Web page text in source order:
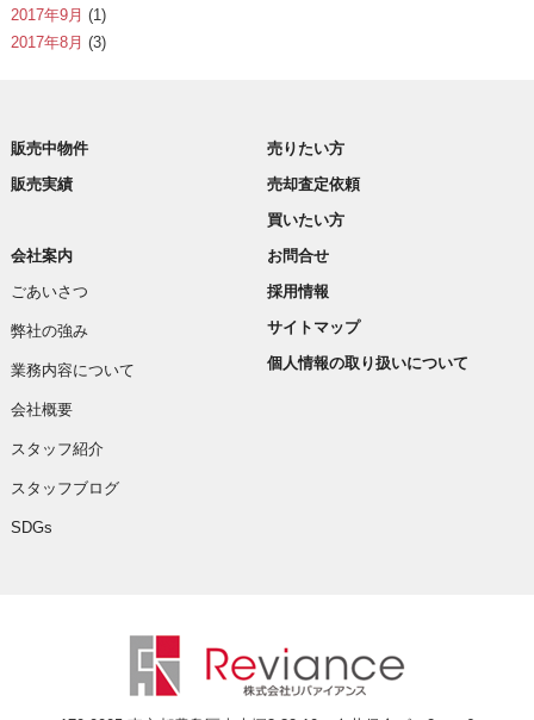
2017年9月 (1)
2017年8月 (3)
販売中物件
販売実績
売りたい方
売却査定依頼
買いたい方
会社案内
ごあいさつ
弊社の強み
業務内容について
会社概要
スタッフ紹介
スタッフブログ
SDGs
お問合せ
採用情報
サイトマップ
個人情報の取り扱いについて